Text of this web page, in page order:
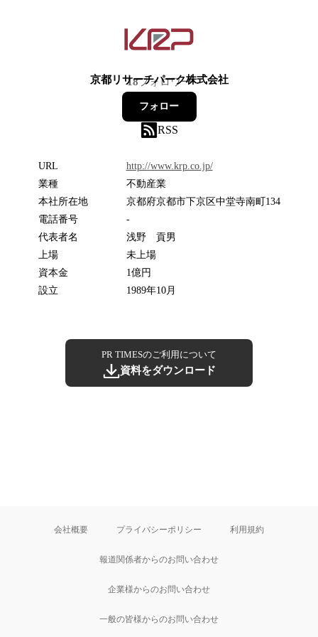
京都リサーチパーク株式会社
18フォロワー
フォロー
RSS
URL
http://www.krp.co.jp/
業種
不動産業
本社所在地
京都府京都市下京区中堂寺南町134
電話番号
-
代表者名
浅野 貢男
上場
未上場
資本金
1億円
設立
1989年10月
PR TIMESのご利用について
資料をダウンロード
会社概要 プライバシーポリシー 利用規約
報道関係者からのお問い合わせ
企業様からのお問い合わせ
一般の皆様からのお問い合わせ